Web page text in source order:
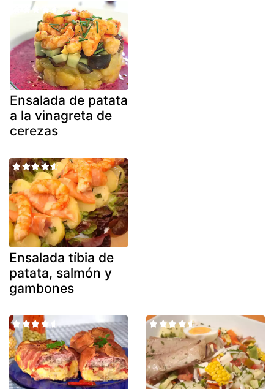
Ensalada de patata
a la vinagreta de
cerezas
Ensalada tíbia de
patata, salmón y
gambones